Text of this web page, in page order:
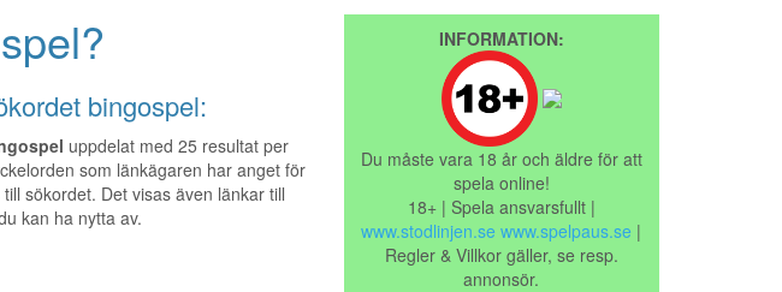
bingospel:
uppdelat med 25 resultat per
som länkägaren har anget för
sökordet. Det visas även länkar till
kan ha nytta av.
INFORMATION:
Du måste vara 18 år och äldre för att
spela online!
18+ | Spela ansvarsfullt |
www.stodlinjen.se www.spelpaus.se |
Regler & Villkor gäller, se resp.
annonsör.